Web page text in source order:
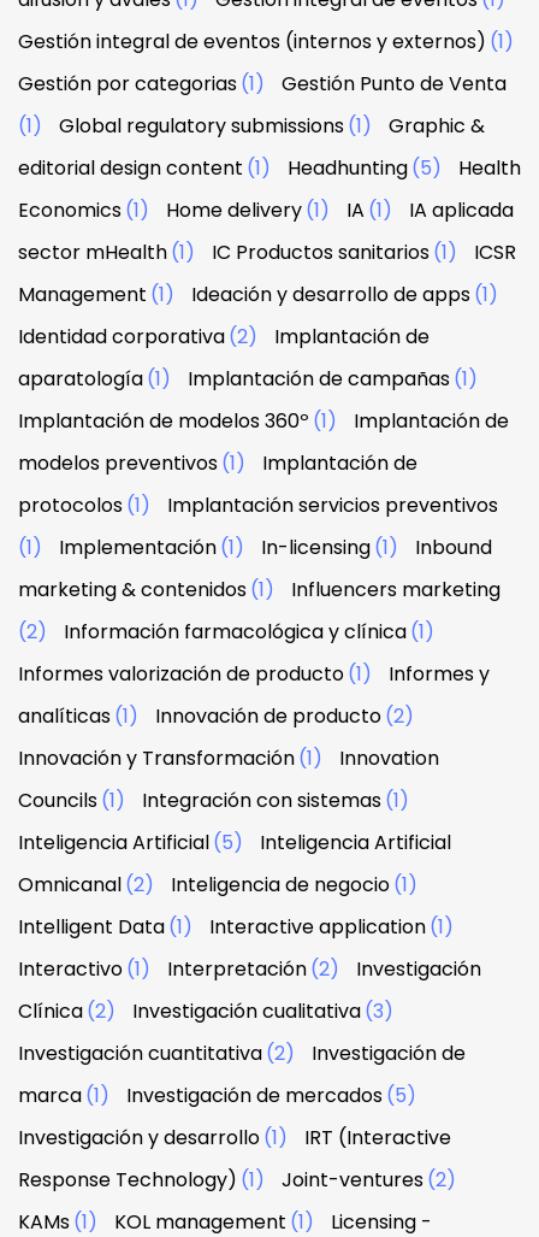
Gestión integral de eventos (internos y externos) (1)
Gestión por categorias(1)
Gestión Punto de Venta
(1)
Global regulatory submissions(1)
Graphic &
editorial design content (1) Headhunting(5)
Health
Economics(1) Home delivery(1) IA (1)
IA aplicada
sector mHealth(1) IC Productos sanitarios(1)
ICSR
Management (1) Ideación y desarrollo de apps(1)
Identidad corporativa(2)
Implantación de
aparatología(1) Implantación de campañas(1)
Implantación de modelos 360º (1)
Implantación de
modelos preventivos(1)
Implantación de
protocolos(1)
Implantación servicios preventivos
(1)
Implementación(1) In-licensing(1)
Inbound
marketing & contenidos(1)
Influencers marketing
(2)
Información farmacológica y clínica(1)
Informes valorización de producto(1)
Informes y
analíticas(1) Innovación de producto(2)
Innovación y Transformación(1)
Innovation
Councils(1) Integración con sistemas(1)
Inteligencia Artificial(5)
Inteligencia Artificial
Omnicanal(2) Inteligencia de negocio(1)
Intelligent Data(1) Interactive application(1)
Interactivo(1) Interpretación(2)
Investigación
Clínica(2) Investigación cualitativa(3)
Investigación cuantitativa(2)
Investigación de
marca(1) Investigación de mercados(5)
Investigación y desarrollo(1)
IRT (Interactive
Response Technology) (1) Joint-ventures(2)
KAMs(1) KOL management (1)
Licensing -